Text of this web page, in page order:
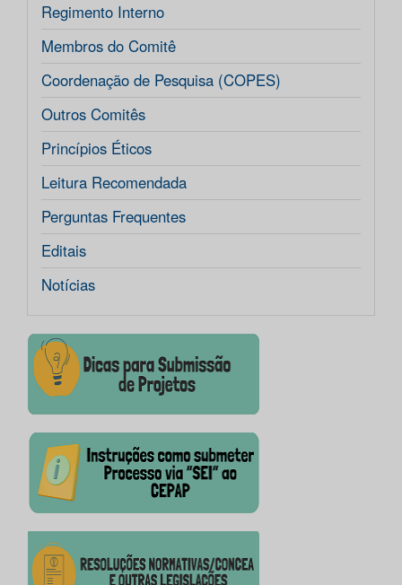
Regimento Interno
Membros do Comitê
Coordenação de Pesquisa (COPES)
Outros Comitês
Princípios Éticos
Leitura Recomendada
Perguntas Frequentes
Editais
Notícias